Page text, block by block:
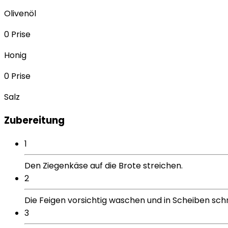
Olivenöl
0 Prise
Honig
0 Prise
Salz
Zubereitung
1
Den Ziegenkäse auf die Brote streichen.
2
Die Feigen vorsichtig waschen und in Scheiben
3